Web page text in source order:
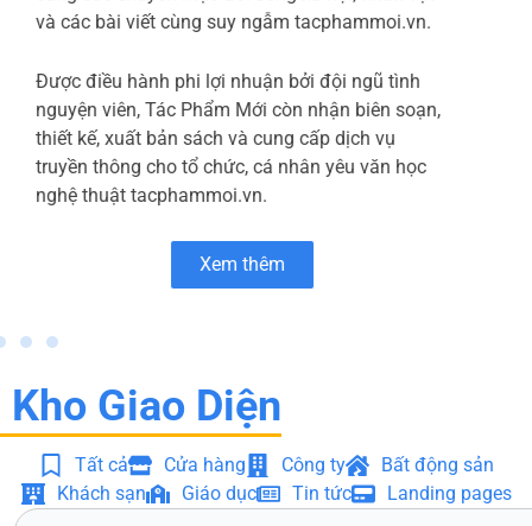
Kho Giao Diện
Tất cả Cửa hàng Công ty
Bất động sản
Khách sạn
Giáo dục Tin tức Landing pages
S